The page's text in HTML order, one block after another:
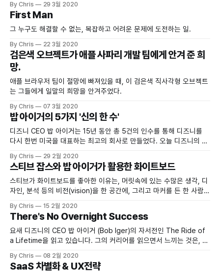
By Chris 29 3월 2020
First Man
그 누구도 해결할 수 없는, 복잡하고 어려운 문제에 도전하는 일.
By Chris 22 3월 2020
검은색 오브젝트가 애플 사파리 개발 팀에게 안겨 준 희
망.
애플 브라우저 팀이 절망에 빠져있을 때, 이 검은색 직사각형 오브젝트
는 그들에게 일말의 희망을 안겨주었다.
By Chris 07 3월 2020
밥 아이거의 5가지 '신의 한 수'
디즈니 CEO 밥 아이거는 15년 동안 총 5건의 인수를 통해 디즈니를
다시 한번 미국을 대표하는 최고의 회사로 만들었다. 오늘 디즈니의 기
By Chris 29 2월 2020
스티브 잡스와 밥 아이거가 활용한 화이트보드
스티브가 화이트보드를 좋아한 이유는, 머릿속에 있는 수많은 생각, 디
자인, 분석 등의 비전(vision)을 한 공간에, 그리고 마커를 든 한 사람의
By Chris 15 2월 2020
There's No Overnight Success
요새 디즈니의 CEO 밥 아이거 (Bob Iger)의 자서전인 The Ride of
a Lifetime을 읽고 있습니다. 그의 커리어를 읽으면서 느끼는 것은, 이
By Chris 08 2월 2020
SaaS 차별화 & UX전략